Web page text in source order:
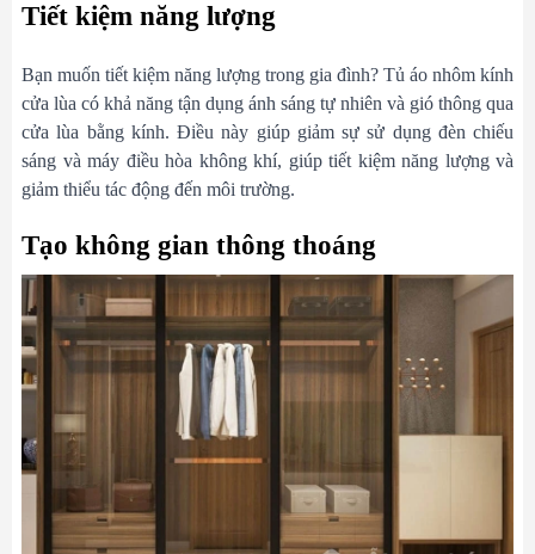
Tiết kiệm năng lượng
Bạn muốn tiết kiệm năng lượng trong gia đình? Tủ áo nhôm kính
cửa lùa có khả năng tận dụng ánh sáng tự nhiên và gió thông qua
cửa lùa bằng kính. Điều này giúp giảm sự sử dụng đèn chiếu
sáng và máy điều hòa không khí, giúp tiết kiệm năng lượng và
giảm thiểu tác động đến môi trường.
Tạo không gian thông thoáng